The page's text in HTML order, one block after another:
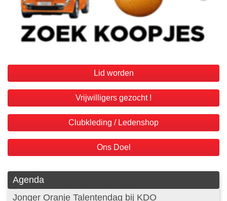
Lid worden
Vrijwilligers gezocht !
Clubkleding / Ledenshop
Ons Doel
Agenda
Jonger Oranje Talentendag bij KDO